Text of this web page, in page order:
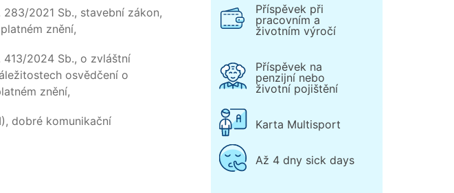
2021 Sb., stavební zákon,
znění,
2024 Sb., o zvláštní
osvědčení o
znění,
dobré komunikační
Příspěvek při
pracovním a
životním výročí
Příspěvek na
penzijní nebo
životní pojištění
Karta Multisport
Až 4 dny sick days